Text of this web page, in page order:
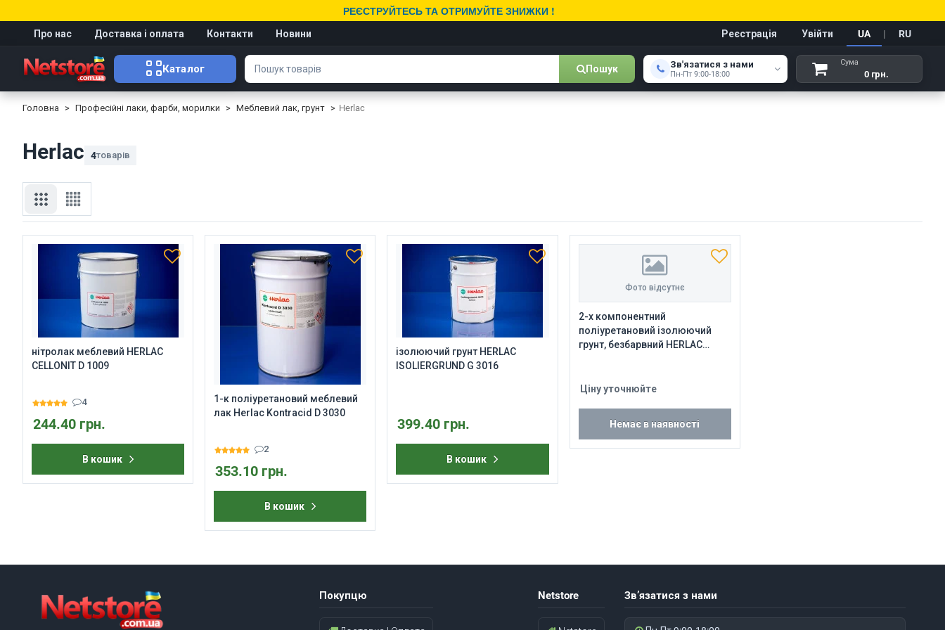
РЕЄСТРУЙТЕСЬ ТА ОТРИМУЙТЕ ЗНИЖКИ !
Про нас Доставка і оплата Контакти Новини Реєстрація Увійти UA | RU
Каталог Пошук Зв'язатися з нами
Пн-Пт 9:00-18:00
Сума
0 грн.
Головна Професійні лаки, фарби, морилки Меблевий лак, грунт Herlac
Herlac 4товарів
нітролак меблевий HERLAC
CELLONIT D 1009
244.40 грн.
4
В кошик
1-к поліуретановий меблевий
лак Herlac Kontracid D 3030
353.10 грн.
2
В кошик
ізолюючий грунт HERLAC
ISOLIERGRUND G 3016
399.40 грн.
В кошик
Фото відсутнє
2-х компонентний
поліуретановий ізолюючий
грунт, безбарвний HERLAC
Ціну уточнюйте
Немає в наявності
Покупцю Netstore Зв’язатися з нами